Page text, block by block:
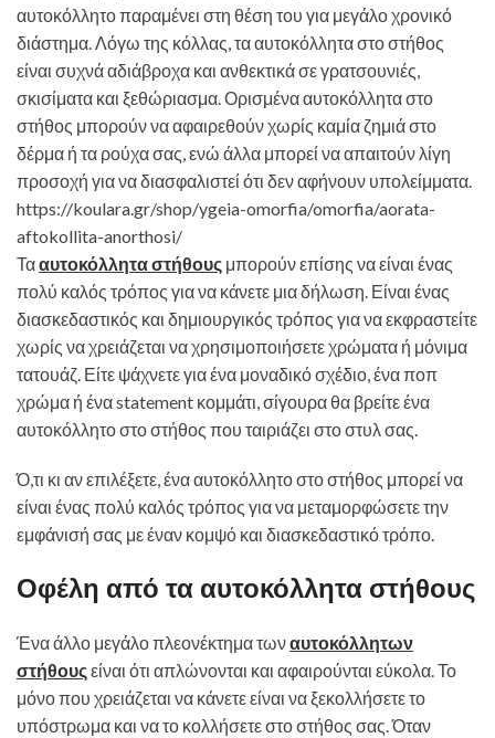
αυτοκόλλητο παραμένει στη θέση του για μεγάλο χρονικό
διάστημα. Λόγω της κόλλας, τα αυτοκόλλητα στο στήθος
είναι συχνά αδιάβροχα και ανθεκτικά σε γρατσουνιές,
σκισίματα και ξεθώριασμα. Ορισμένα αυτοκόλλητα στο
στήθος μπορούν να αφαιρεθούν χωρίς καμία ζημιά στο
δέρμα ή τα ρούχα σας, ενώ άλλα μπορεί να απαιτούν λίγη
προσοχή για να διασφαλιστεί ότι δεν αφήνουν υπολείμματα.
https://koulara.gr/shop/ygeia-omorfia/omorfia/aorata-
aftokollita-anorthosi/
Τααυτοκόλλητα στήθους μπορούν επίσης να είναι ένας
πολύ καλός τρόπος για να κάνετε μια δήλωση. Είναι ένας
διασκεδαστικός και δημιουργικός τρόπος για να εκφραστείτε
χωρίς να χρειάζεται να χρησιμοποιήσετε χρώματα ή μόνιμα
τατουάζ. Είτε ψάχνετε για ένα μοναδικό σχέδιο, ένα ποπ
χρώμα ή ένα statement κομμάτι, σίγουρα θα βρείτε ένα
αυτοκόλλητο στο στήθος που ταιριάζει στο στυλ σας.
Ό,τι κι αν επιλέξετε, ένα αυτοκόλλητο στο στήθος μπορεί να
είναι ένας πολύ καλός τρόπος για να μεταμορφώσετε την
εμφάνισή σας με έναν κομψό και διασκεδαστικό τρόπο.
Οφέλη από τα αυτοκόλλητα στήθους
Ένα άλλο μεγάλο πλεονέκτημα τωναυτοκόλλητων
στήθουςείναι ότι απλώνονται και αφαιρούνται εύκολα. Το
μόνο που χρειάζεται να κάνετε είναι να ξεκολλήσετε το
υπόστρωμα και να το κολλήσετε στο στήθος σας. Όταν